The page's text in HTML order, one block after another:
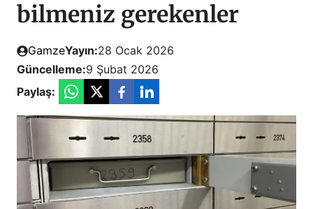
bilmeniz gerekenler
GamzeYayın:28 Ocak 2026
Güncelleme:9 Şubat 2026
Paylaş: